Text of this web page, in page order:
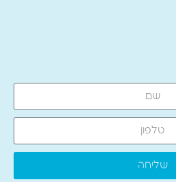
שליחה